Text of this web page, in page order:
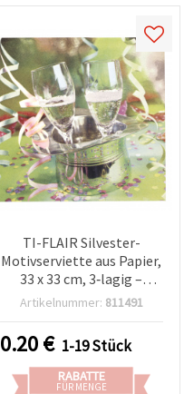
TI-FLAIR Silvester-
Motivserviette aus Papier,
33 x 33 cm, 3‑lagig –
festliches Champagner-
Decoupage, Basteln &
Party-Tischdeko, 1 Stück
Artikelnummer: 811491
0.20€ 1-19 Stück
RABATTE
FÜR MENGE